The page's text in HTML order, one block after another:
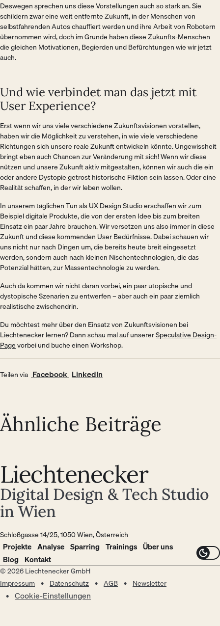
Deswegen sprechen uns diese Vorstellungen auch so stark an. Sie
schildern zwar eine weit entfernte Zukunft, in der Menschen von
selbstfahrenden Autos chauffiert werden und ihre Arbeit von Robotern
übernommen wird, doch im Grunde haben diese Zukunfts-Menschen
die gleichen Motivationen, Begierden und Befürchtungen wie wir jetzt
auch.
Und wie verbindet man das jetzt mit
User Experience?
Erst wenn wir uns viele verschiedene Zukunftsvisionen vorstellen,
haben wir die Möglichkeit zu verstehen, in wie viele verschiedene
Richtungen sich unsere reale Zukunft entwickeln könnte. Ungewissheit
bringt eben auch Chancen zur Veränderung mit sich! Wenn wir diese
nützen und unsere Zukunft aktiv mitgestalten, können wir auch die ein
oder andere Dystopie getrost historische Fiktion sein lassen. Oder eine
Realität schaffen, in der wir leben wollen.
In unserem täglichen Tun als UX Design Studio erschaffen wir zum
Beispiel digitale Produkte, die von der ersten Idee bis zum breiten
Einsatz ein paar Jahre brauchen. Wir versetzen uns also immer in diese
Zukunft und diese kommenden User Bedürfnisse. Dabei schauen wir
uns nicht nur nach Dingen um, die bereits heute breit eingesetzt
werden, sondern auch nach kleinen Nischentechnologien, die das
Potenzial hätten, zur Massentechnologie zu werden.
Auch da kommen wir nicht daran vorbei, ein paar utopische und
dystopische Szenarien zu entwerfen – aber auch ein paar ziemlich
realistische zwischendrin.
Du möchtest mehr über den Einsatz von Zukunftsvisionen bei
Liechtenecker lernen? Dann schau mal auf unsererSpeculative Design-
Pagevorbei und buche einen Workshop.
Teilen via Facebook (Öffnet in neuem Fenster)
LinkedIn
Ähnliche Beiträge
Liechtenecker
Digital Design & Tech Studio
in Wien
Schloßgasse 14/25, 1050 Wien, Österreich
Projekte Analyse Sparring Trainings Über uns
Blog Kontakt
© 2026 Liechtenecker GmbH
Impressum
Datenschutz AGB Newsletter
Cookie-Einstellungen